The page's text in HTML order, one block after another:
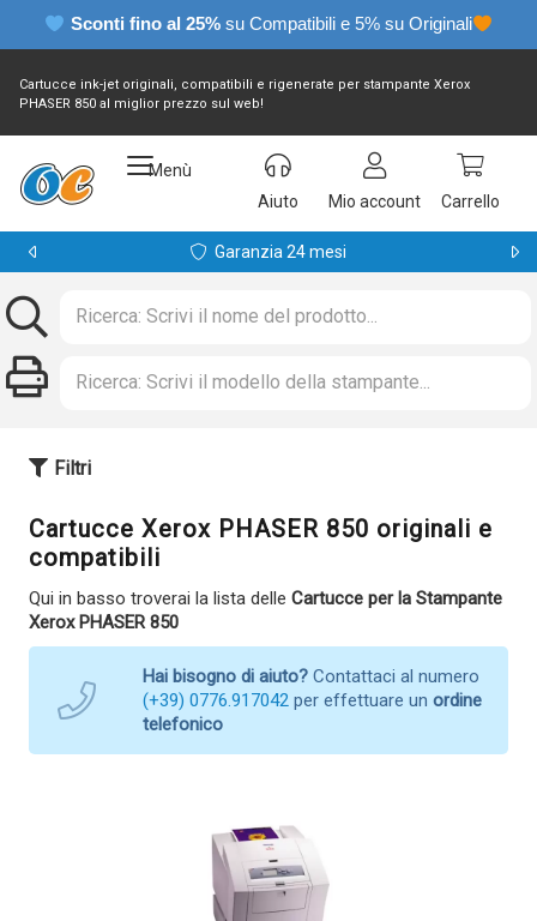
Sconti fino al 25% su Compatibili e 5% su Originali
Cartucce ink-jet originali, compatibili e rigenerate per stampante Xerox
PHASER 850 al miglior prezzo sul web!
Menù
Aiuto
Mio account Carrello
Garanzia 24 mesi
Filtri
Cartucce Xerox PHASER 850 originali e
compatibili
Qui in basso troverai la lista delle Cartucce per la Stampante
Xerox PHASER 850
Hai bisogno di aiuto? Contattaci al numero
(+39) 0776.917042 per effettuare un ordine
telefonico